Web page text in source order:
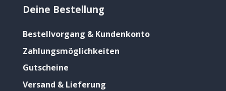
Deine Bestellung
Bestellvorgang & Kundenkonto
Zahlungsmöglichkeiten
Gutscheine
Versand & Lieferung